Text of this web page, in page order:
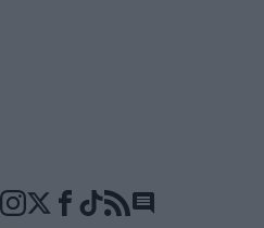
Go to comments